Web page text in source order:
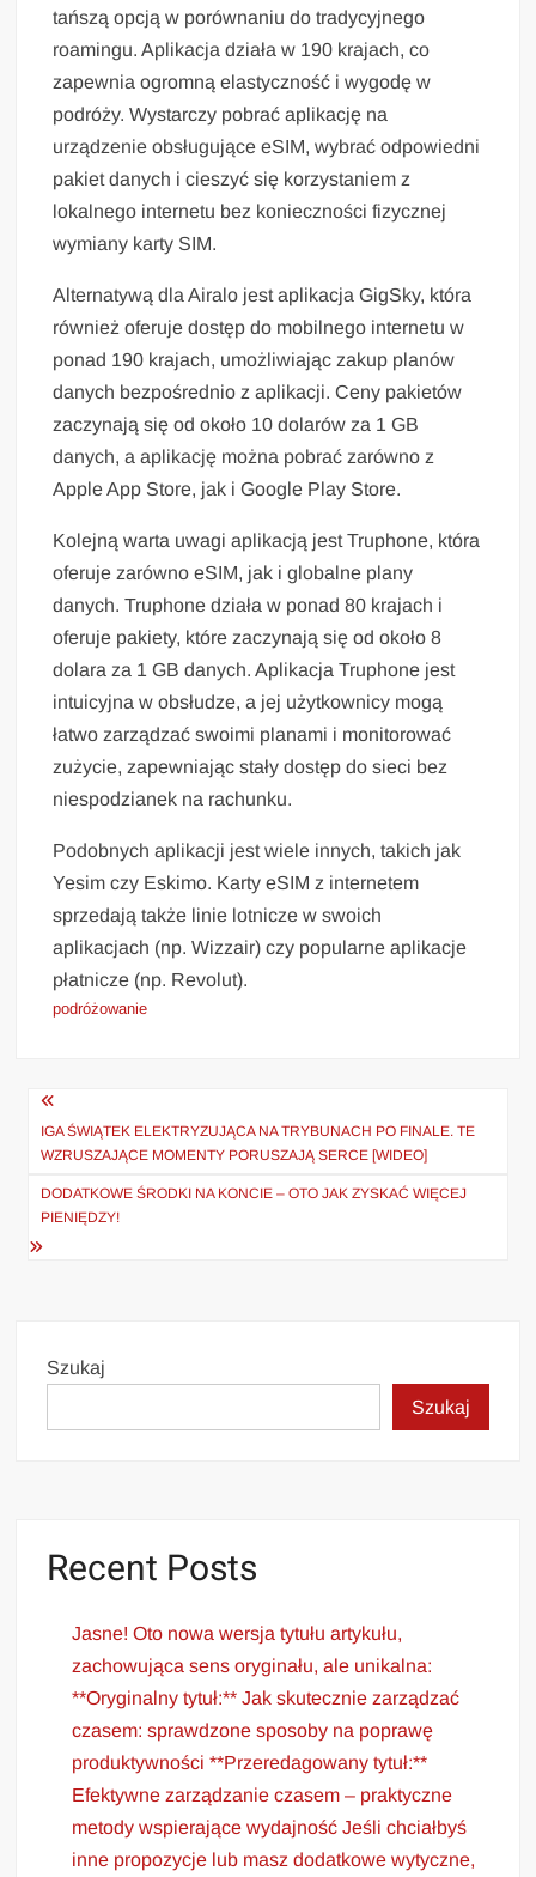
tańszą opcją w porównaniu do tradycyjnego
roamingu. Aplikacja działa w 190 krajach, co
zapewnia ogromną elastyczność i wygodę w
podróży. Wystarczy pobrać aplikację na
urządzenie obsługujące eSIM, wybrać odpowiedni
pakiet danych i cieszyć się korzystaniem z
lokalnego internetu bez konieczności fizycznej
wymiany karty SIM.
Alternatywą dla Airalo jest aplikacja GigSky, która
również oferuje dostęp do mobilnego internetu w
ponad 190 krajach, umożliwiając zakup planów
danych bezpośrednio z aplikacji. Ceny pakietów
zaczynają się od około 10 dolarów za 1 GB
danych, a aplikację można pobrać zarówno z
Apple App Store, jak i Google Play Store.
Kolejną warta uwagi aplikacją jest Truphone, która
oferuje zarówno eSIM, jak i globalne plany
danych. Truphone działa w ponad 80 krajach i
oferuje pakiety, które zaczynają się od około 8
dolara za 1 GB danych. Aplikacja Truphone jest
intuicyjna w obsłudze, a jej użytkownicy mogą
łatwo zarządzać swoimi planami i monitorować
zużycie, zapewniając stały dostęp do sieci bez
niespodzianek na rachunku.
Podobnych aplikacji jest wiele innych, takich jak
Yesim czy Eskimo. Karty eSIM z internetem
sprzedają także linie lotnicze w swoich
aplikacjach (np. Wizzair) czy popularne aplikacje
płatnicze (np. Revolut).
podróżowanie
Nawigacja
wpisu
IGA ŚWIĄTEK ELEKTRYZUJĄCA NA TRYBUNACH PO FINALE. TE
WZRUSZAJĄCE MOMENTY PORUSZAJĄ SERCE [WIDEO]
DODATKOWE ŚRODKI NA KONCIE – OTO JAK ZYSKAĆ WIĘCEJ
PIENIĘDZY!
Szukaj
Szukaj
Recent Posts
Jasne! Oto nowa wersja tytułu artykułu,
zachowująca sens oryginału, ale unikalna:
**Oryginalny tytuł:** Jak skutecznie zarządzać
czasem: sprawdzone sposoby na poprawę
produktywności **Przeredagowany tytuł:**
Efektywne zarządzanie czasem – praktyczne
metody wspierające wydajność Jeśli chciałbyś
inne propozycje lub masz dodatkowe wytyczne,